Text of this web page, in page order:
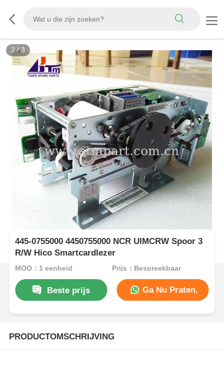
2/3
445-0755000 4450755000 NCR UIMCRW Spoor 3
R/W Hico Smartcardlezer
MOQ：1 eenheid Prijs：Bespreekbaar
Beste prijs Ga Nu Praten.
PRODUCTOMSCHRIJVING